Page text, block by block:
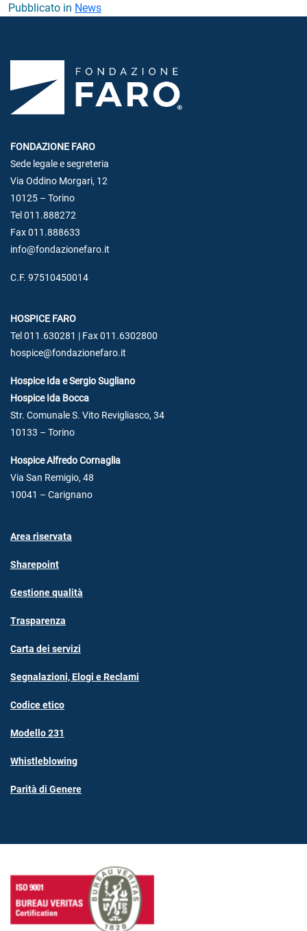
Pubblicato in News
FONDAZIONE FARO
Sede legale e segreteria
Via Oddino Morgari, 12
10125 – Torino
Tel 011.888272
Fax 011.888633
info@fondazionefaro.it
C.F. 97510450014
HOSPICE FARO
Tel 011.630281 | Fax 011.6302800
hospice@fondazionefaro.it
Hospice Ida e Sergio Sugliano
Hospice Ida Bocca
Str. Comunale S. Vito Revigliasco, 34
10133 – Torino
Hospice Alfredo Cornaglia
Via San Remigio, 48
10041 – Carignano
Area riservata
Sharepoint
Gestione qualità
Trasparenza
Carta dei servizi
Segnalazioni, Elogi e Reclami
Codice etico
Modello 231
Whistleblowing
Parità di Genere